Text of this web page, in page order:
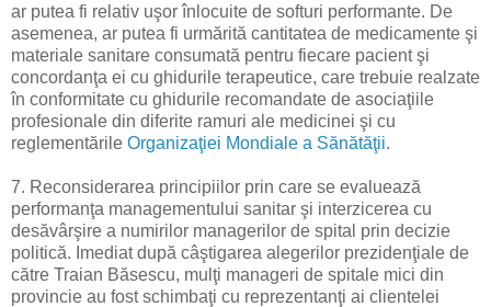
ar putea fi relativ uşor înlocuite de softuri performante. De
asemenea, ar putea fi urmărită cantitatea de medicamente şi
materiale sanitare consumată pentru fiecare pacient şi
concordanţa ei cu ghidurile terapeutice, care trebuie realzate
în conformitate cu ghidurile recomandate de asociaţiile
profesionale din diferite ramuri ale medicinei şi cu
reglementările Organizaţiei Mondiale a Sănătăţii.
7. Reconsiderarea principiilor prin care se evaluează
performanţa managementului sanitar şi interzicerea cu
desăvârşire a numirilor managerilor de spital prin decizie
politică. Imediat după câştigarea alegerilor prezidenţiale de
către Traian Băsescu, mulţi manageri de spitale mici din
provincie au fost schimbaţi cu reprezentanţi ai clientelei